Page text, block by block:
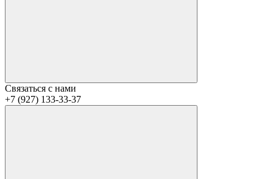
Связаться с нами
+7 (927) 133-33-37